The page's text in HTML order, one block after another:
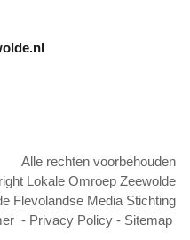
Alle rechten voorbehouden
Lokale Omroep Zeewolde
Flevolandse Media Stichting
- Privacy Policy - Sitemap